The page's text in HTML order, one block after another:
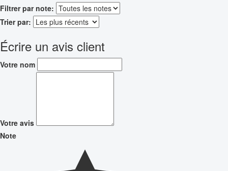
Filtrer par note:
Trier par:
Écrire un avis client
Votre nom
Votre avis
Note